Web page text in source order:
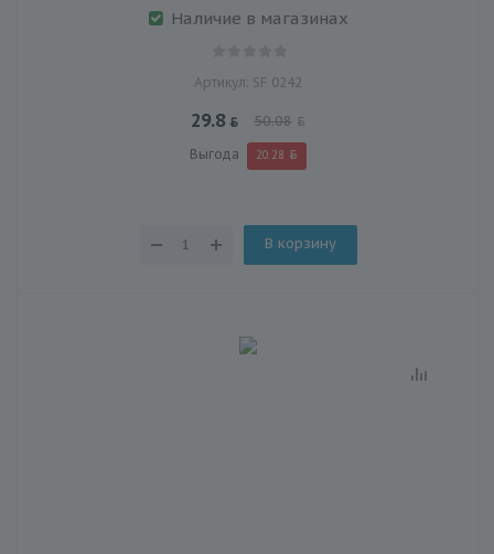
Наличие в магазинах
Артикул: SF 0242
29.8 50.08
Выгода 20.28
В корзину